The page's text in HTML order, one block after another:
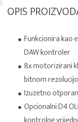
OPIS
Funkcionira kao
DAW kontroler
8x motorizirani
bitnom
Izuzetno
Opcionalni D4